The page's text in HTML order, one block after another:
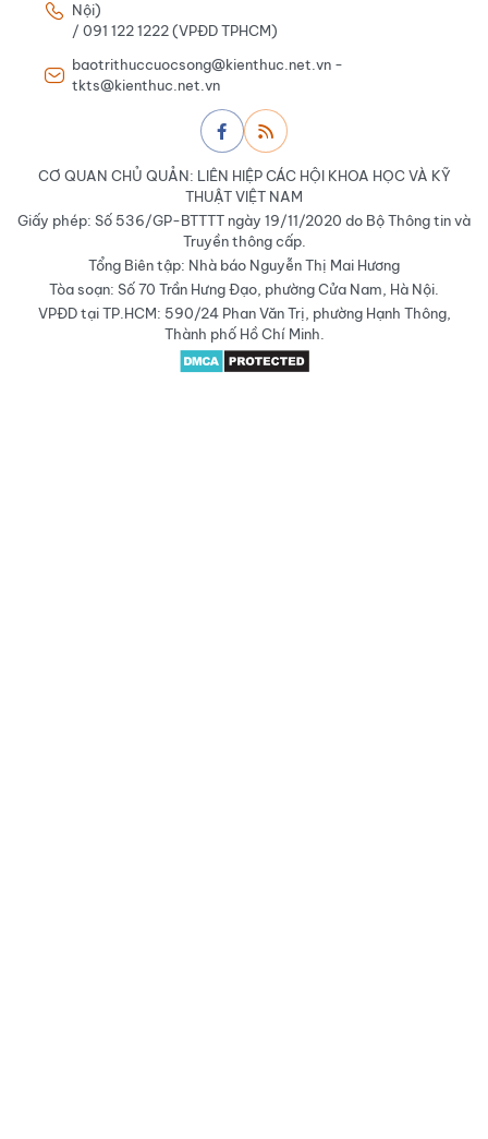
Nội)
/ 091 122 1222 (VPĐD TPHCM)
baotrithuccuocsong@kienthuc.net.vn -
tkts@kienthuc.net.vn
CƠ QUAN CHỦ QUẢN: LIÊN HIỆP CÁC HỘI KHOA HỌC VÀ KỸ
THUẬT VIỆT NAM
Giấy phép: Số 536/GP-BTTTT ngày 19/11/2020 do Bộ Thông tin và
Truyền thông cấp.
Tổng Biên tập: Nhà báo Nguyễn Thị Mai Hương
Tòa soạn: Số 70 Trần Hưng Đạo, phường Cửa Nam, Hà Nội.
VPĐD tại TP.HCM: 590/24 Phan Văn Trị, phường Hạnh Thông,
Thành phố Hồ Chí Minh.